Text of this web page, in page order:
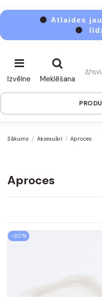
⚫ Atlaides
⚫
Izvēlne Meklēšana
Sākums Aksesuāri Aproces
Aproces
-30%